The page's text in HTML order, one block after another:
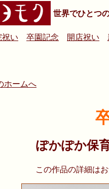
世界でひとつ
い 卒園記念 開店祝い
ホームへ
ぽかぽか保
この作品の詳細は